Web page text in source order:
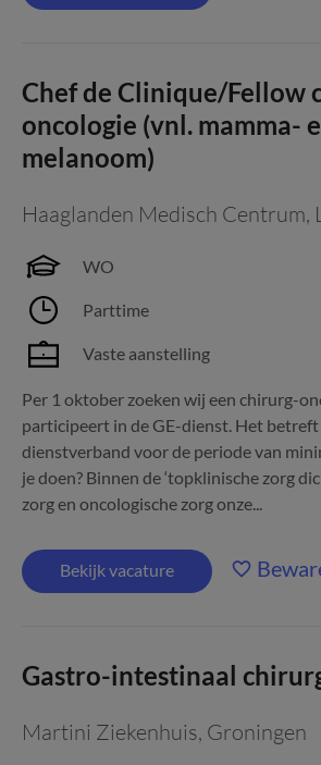
Chef de Clinique/Fellow
oncologie (vnl. mamma-
melanoom)
Haaglanden Medisch Centrum,
WO
Parttime
Vaste aanstelling
Per 1 oktober zoeken wij een chirurg-
participeert in de GE-dienst. Het
dienstverband voor de periode van
je doen? Binnen de ‘topklinische zorg
zorg en oncologische zorg onze...
Bekijk vacature
Gastro-intestinaal
Martini Ziekenhuis, Groningen